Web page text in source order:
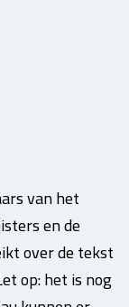
van het
en de
over de tekst
op: het is nog